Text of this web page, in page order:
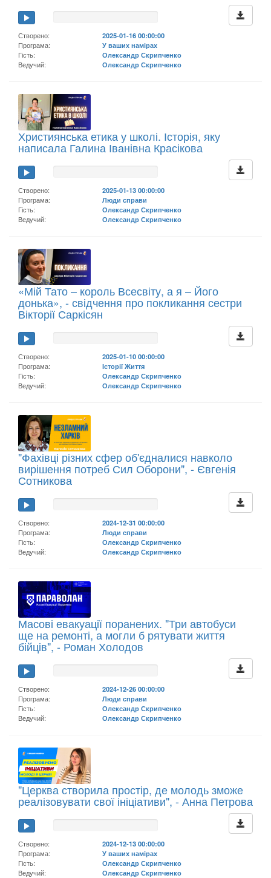
Створено:
2025-01-16 00:00:00
Програма:
У ваших намірах
Гість:
Олександр Скрипченко
Ведучий:
Олександр Скрипченко
Християнська етика у школі. Історія, яку
написала Галина Іванівна Красікова
Створено:
2025-01-13 00:00:00
Програма:
Люди справи
Гість:
Олександр Скрипченко
Ведучий:
Олександр Скрипченко
«Мій Тато – король Всесвіту, а я – Його
донька», - свідчення про покликання сестри
Вікторії Саркісян
Створено:
2025-01-10 00:00:00
Програма:
Історії Життя
Гість:
Олександр Скрипченко
Ведучий:
Олександр Скрипченко
"Фахівці різних сфер об'єдналися навколо
вирішення потреб Сил Оборони", - Євгенія
Сотникова
Створено:
2024-12-31 00:00:00
Програма:
Люди справи
Гість:
Олександр Скрипченко
Ведучий:
Олександр Скрипченко
Масові евакуації поранених. "Три автобуси
ще на ремонті, а могли б рятувати життя
бійців", - Роман Холодов
Створено:
2024-12-26 00:00:00
Програма:
Люди справи
Гість:
Олександр Скрипченко
Ведучий:
Олександр Скрипченко
"Церква створила простір, де молодь зможе
реалізовувати свої ініціативи", - Анна Петрова
Створено:
2024-12-13 00:00:00
Програма:
У ваших намірах
Гість:
Олександр Скрипченко
Ведучий:
Олександр Скрипченко